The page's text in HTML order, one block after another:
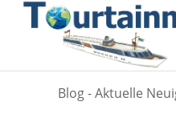
Blog - Aktuelle